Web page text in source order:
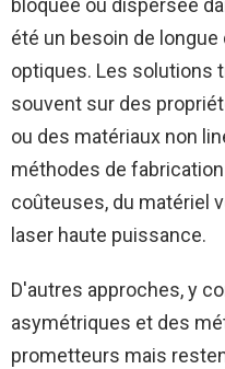
été un besoin de
optiques. Les solutions
souvent sur des
ou des matériaux non
méthodes de
coûteuses, du matériel
laser haute puissance.
D'autres approches, y
asymétriques et des
prometteurs mais